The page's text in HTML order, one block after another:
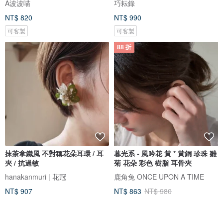
A波波喵
NT$ 820
可客製
巧耘錄
NT$ 990
可客製
抹茶拿鐵風 不對稱花朵耳環 / 耳
夾 / 抗過敏
hanakanmuri | 花冠
NT$ 907
88 折
暮光系 - 風吟花 黃 * 黃銅 珍珠 雛
菊 花朵 彩色 樹脂 耳骨夾
鹿角兔 ONCE UPON A TIME
NT$ 863 NT$ 980